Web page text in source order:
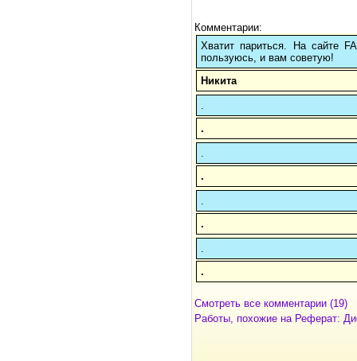
Комментарии:
Хватит париться. На сайте
пользуюсь, и вам советую!
Никита
.
.
.
.
Смотреть все комментарии (19)
Работы, похожие на Реферат: